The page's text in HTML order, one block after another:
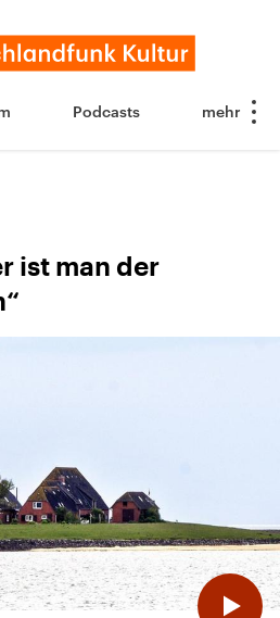
Podcasts
ist man der